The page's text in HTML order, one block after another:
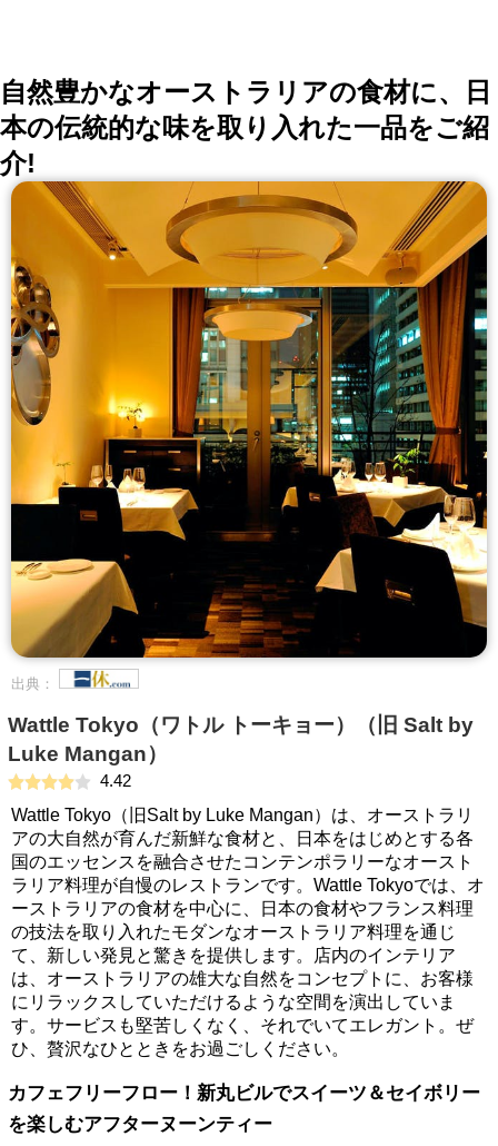
自然豊かなオーストラリアの食材に、日
本の伝統的な味を取り入れた一品をご紹
介!
出典：
Wattle Tokyo（ワトル トーキョー）（旧 Salt by
Luke Mangan）
4.42
Wattle Tokyo（旧Salt by Luke Mangan）は、オーストラリ
アの大自然が育んだ新鮮な食材と、日本をはじめとする各
国のエッセンスを融合させたコンテンポラリーなオースト
ラリア料理が自慢のレストランです。Wattle Tokyoでは、オ
ーストラリアの食材を中心に、日本の食材やフランス料理
の技法を取り入れたモダンなオーストラリア料理を通じ
て、新しい発見と驚きを提供します。店内のインテリア
は、オーストラリアの雄大な自然をコンセプトに、お客様
にリラックスしていただけるような空間を演出していま
す。サービスも堅苦しくなく、それでいてエレガント。ぜ
ひ、贅沢なひとときをお過ごしください。
カフェフリーフロー！新丸ビルでスイーツ＆セイボリー
を楽しむアフターヌーンティー